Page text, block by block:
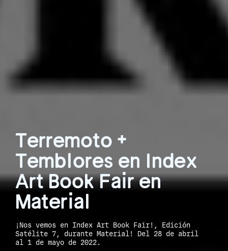
Terremoto +
Temblores en Index
Art Book Fair en
Material
¡Nos vemos en Index Art Book Fair!, Edición
Satélite 7, durante Material! Del 28 de abril
al 1 de mayo de 2022.